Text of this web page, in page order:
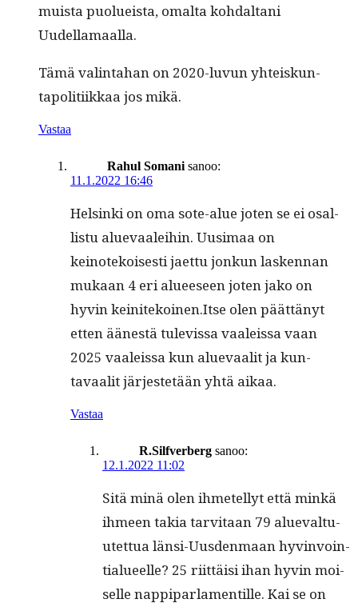
muista puolueista, oma­l­ta kohdal­tani
Uudellamaalla.
Tämä val­in­ta­han on 2020-luvun yhteiskun­
tapoli­ti­ikkaa jos mikä.
Vastaa
Rahul Somani sanoo:
11.1.2022 16:46
Helsin­ki on oma sote-alue joten se ei osal­
lis­tu alue­vaalei­hin. Uusi­maa on
keinotekois­es­ti jaet­tu jonkun lasken­nan
mukaan 4 eri alueeseen joten jako on
hyvin keinitekoinen.Itse olen päät­tänyt
etten äänestä tule­vis­sa vaaleis­sa vaan
2025 vaaleis­sa kun alue­vaalit ja kun­
tavaalit jär­jestetään yhtä aikaa.
Vastaa
R.Silfverberg sanoo:
12.1.2022 11:02
Sitä minä olen ihme­tel­lyt että minkä
ihmeen takia tarvi­taan 79 alue­val­tu­
utet­tua län­si-Uus­den­maan hyv­in­voin­
tialueelle? 25 riit­täisi ihan hyvin moi­
selle nap­pi­par­la­men­tille. Kai se on